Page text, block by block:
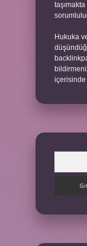
Hukuka
içerisinde